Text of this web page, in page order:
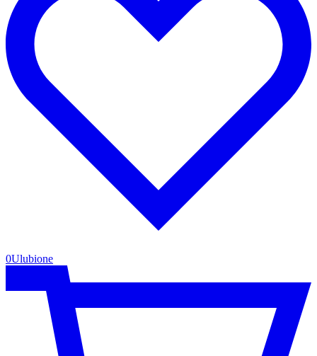
0Ulubione